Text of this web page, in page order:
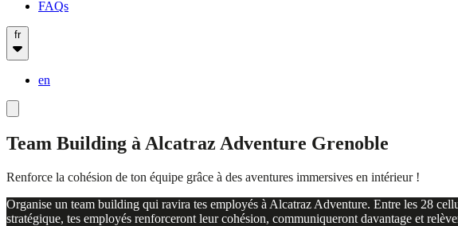
FAQs
fr
en
Team Building à Alcatraz Adventure Grenoble
Renforce la cohésion de ton équipe grâce à des aventures immersives en intérieur !
Organise un team building qui ravira tes employés à Alcatraz Adventure. Entre les 28
stratégique, tes employés renforceront leur cohésion, communiqueront davantage et